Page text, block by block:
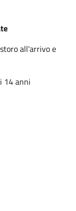
all'arrivo e
14 anni